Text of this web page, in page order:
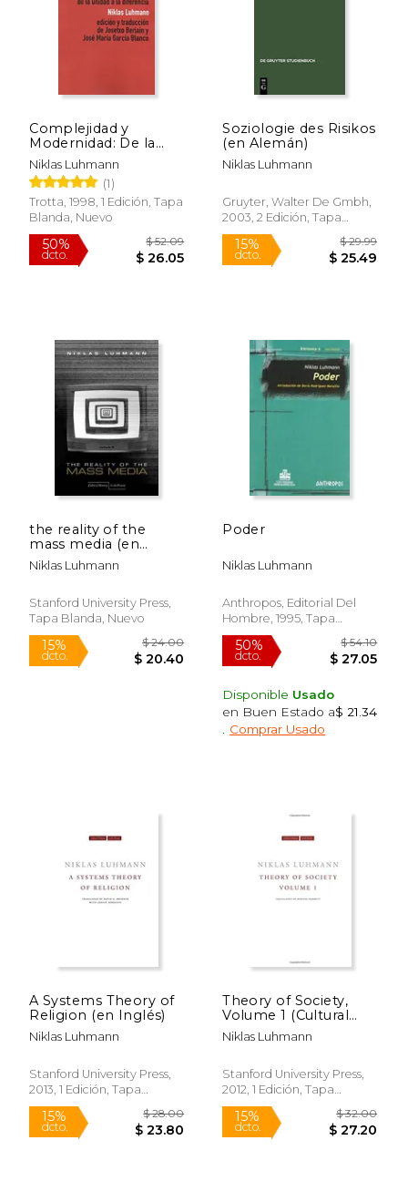
11%
dcto. $ 25.04 dcto. $
Complejidad y
Modernidad: De la
Unidad a la Diferencia
Niklas Luhmann
(1)
Trotta, 1998, 1 Edición, Tapa
Blanda, Nuevo
50%
dcto. $ 26.05
Soziologie des Risikos
(en Alemán)
Niklas Luhmann
Gruyter, Walter De Gmbh,
2003, 2 Edición, Tapa
Blanda, Nuevo
15%
dcto. $
the reality of the
mass media (en
Inglés)
Niklas Luhmann
Stanford University Press,
Tapa Blanda, Nuevo
15%
dcto.
$ 24.00
Poder
Niklas Luhmann
Anthropos, Editorial Del
Hombre, 1995, Tapa
Blanda, Nuevo
50%
dcto.
Disponible Usado
en Buen Estado a$ 21.34
Comprar Usado
A Systems Theory of
Religion (en Inglés)
Niklas Luhmann
Stanford University Press,
2013, 1 Edición, Tapa
Blanda, Nuevo
Theory of Society,
Volume 1 (Cultural
Memory in the
Present) (en Inglés)
Niklas Luhmann
Stanford University Press,
2012, 1 Edición, Tapa
Blanda, Nuevo